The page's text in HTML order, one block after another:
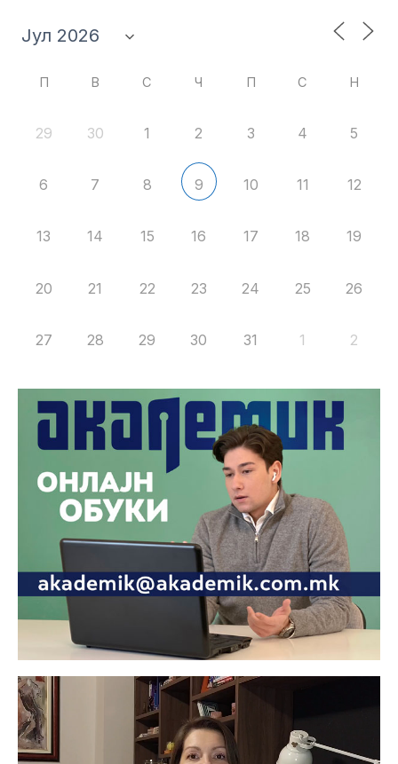
П В С Ч П С Н
29 30 1 2 3 4 5
6 7 8 9 10 11 12
13 14 15 16 17 18 19
20 21 22 23 24 25 26
27 28 29 30 31 1 2